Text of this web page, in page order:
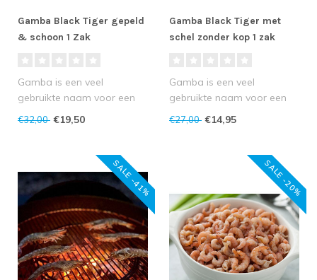
Gamba Black Tiger gepeld
& schoon 1 Zak
Gamba is een veel
gebruikte naam voor een
grote groep garnalen uit
één familie..
€32,00 €19,50
Gamba Black Tiger met
schel zonder kop 1 zak
Gamba is een veel
gebruikte naam voor een
grote groep garnalen uit
één familie..
€27,00 €14,95
SALE -41% SALE -20%